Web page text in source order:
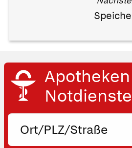
Ort,
oder